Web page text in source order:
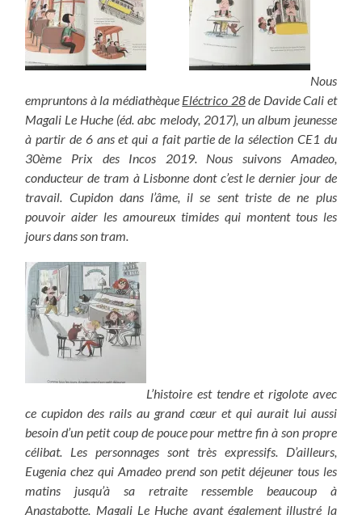
Nous
empruntons à la médiathèque Eléctrico 28de Davide Cali et
Magali Le Huche (éd. abc melody, 2017), un album jeunesse
à partir de 6 ans et qui a fait partie de la sélection CE1 du
30ème Prix des Incos 2019. Nous suivons Amadeo,
conducteur de tram à Lisbonne dont c’est le dernier jour de
travail. Cupidon dans l’âme, il se sent triste de ne plus
pouvoir aider les amoureux timides qui montent tous les
jours dans son tram.
L’histoire est tendre et rigolote avec
ce cupidon des rails au grand cœur et qui aurait lui aussi
besoin d’un petit coup de pouce pour mettre fin à son propre
célibat. Les personnages sont très expressifs. D’ailleurs,
Eugenia chez qui Amadeo prend son petit déjeuner tous les
matins jusqu’à sa retraite ressemble beaucoup à
Anastabotte, Magali Le Huche ayant également illustré la